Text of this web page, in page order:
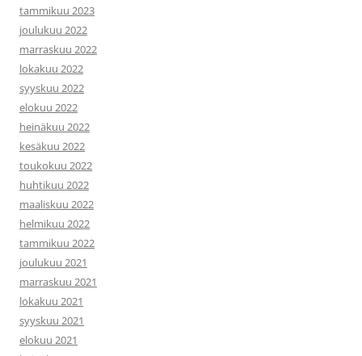
tammikuu 2023
joulukuu 2022
marraskuu 2022
lokakuu 2022
syyskuu 2022
elokuu 2022
heinäkuu 2022
kesäkuu 2022
toukokuu 2022
huhtikuu 2022
maaliskuu 2022
helmikuu 2022
tammikuu 2022
joulukuu 2021
marraskuu 2021
lokakuu 2021
syyskuu 2021
elokuu 2021